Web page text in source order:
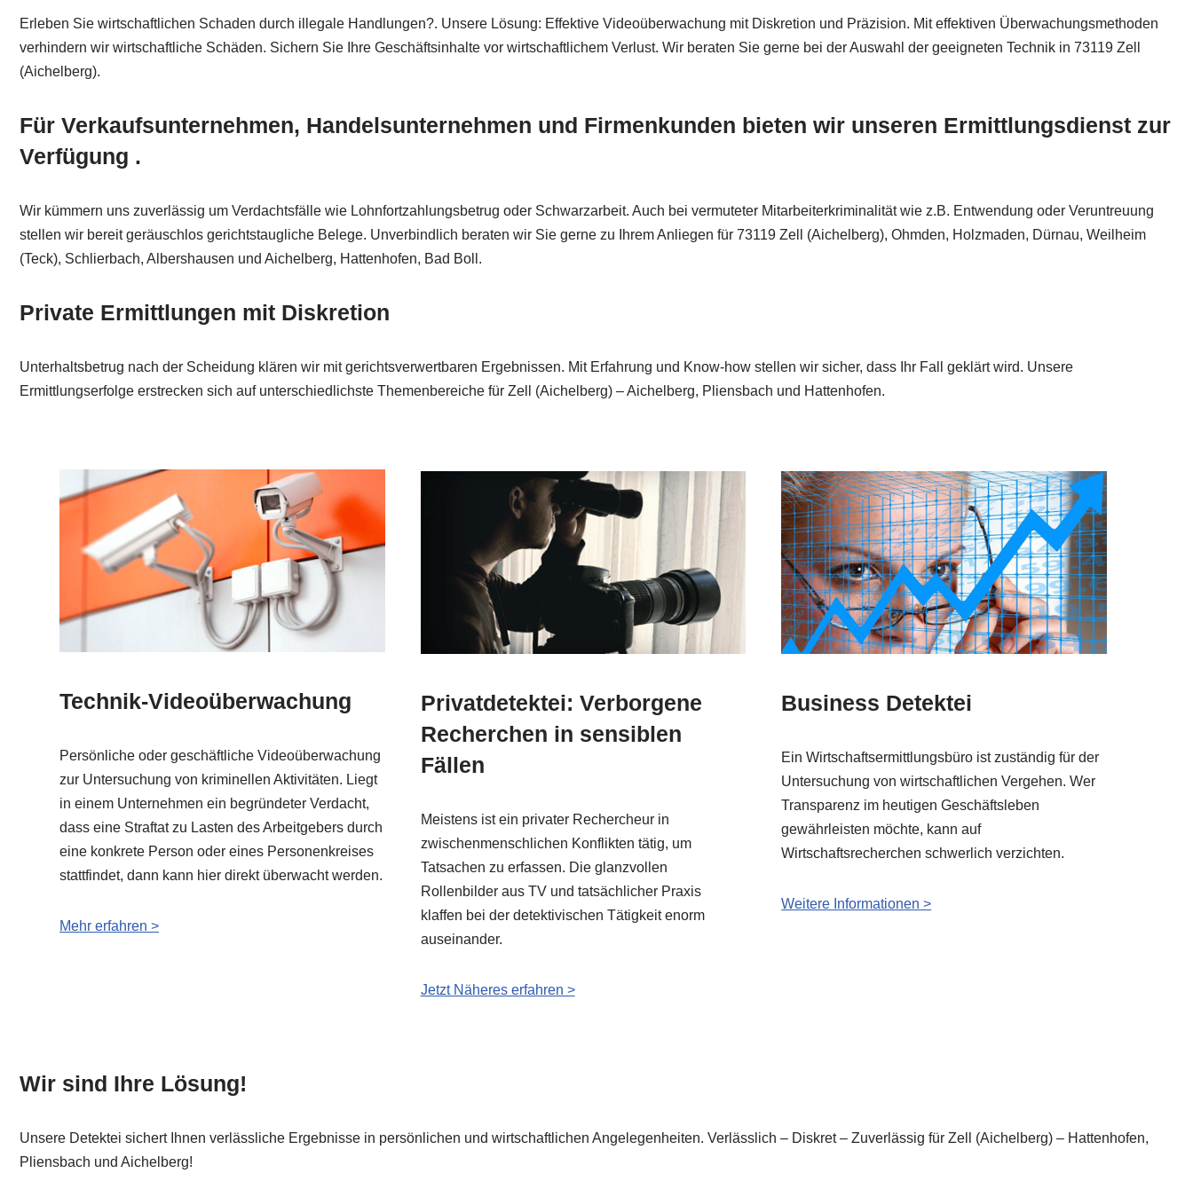
Erleben Sie wirtschaftlichen Schaden durch illegale Handlungen?. Unsere Lösung: Effektive Videoüberwachung mit Diskretion und Präzision. Mit effektiven Überwachungsmethoden
verhindern wir wirtschaftliche Schäden. Sichern Sie Ihre Geschäftsinhalte vor wirtschaftlichem Verlust. Wir beraten Sie gerne bei der Auswahl der geeigneten Technik in 73119 Zell
(Aichelberg).
Für Verkaufsunternehmen, Handelsunternehmen und Firmenkunden bieten wir unseren Ermittlungsdienst zur
Verfügung .
Wir kümmern uns zuverlässig um Verdachtsfälle wie Lohnfortzahlungsbetrug oder Schwarzarbeit. Auch bei vermuteter Mitarbeiterkriminalität wie z.B. Entwendung oder Veruntreuung
stellen wir bereit geräuschlos gerichtstaugliche Belege. Unverbindlich beraten wir Sie gerne zu Ihrem Anliegen für 73119 Zell (Aichelberg), Ohmden, Holzmaden, Dürnau, Weilheim
(Teck), Schlierbach, Albershausen und Aichelberg, Hattenhofen, Bad Boll.
Private Ermittlungen mit Diskretion
Unterhaltsbetrug nach der Scheidung klären wir mit gerichtsverwertbaren Ergebnissen. Mit Erfahrung und Know-how stellen wir sicher, dass Ihr Fall geklärt wird. Unsere
Ermittlungserfolge erstrecken sich auf unterschiedlichste Themenbereiche für Zell (Aichelberg) – Aichelberg, Pliensbach und Hattenhofen.
Technik-Videoüberwachung
Persönliche oder geschäftliche Videoüberwachung
zur Untersuchung von kriminellen Aktivitäten. Liegt
in einem Unternehmen ein begründeter Verdacht,
dass eine Straftat zu Lasten des Arbeitgebers durch
eine konkrete Person oder eines Personenkreises
stattfindet, dann kann hier direkt überwacht werden.
Mehr erfahren >
Privatdetektei: Verborgene
Recherchen in sensiblen
Fällen
Meistens ist ein privater Rechercheur in
zwischenmenschlichen Konflikten tätig, um
Tatsachen zu erfassen. Die glanzvollen
Rollenbilder aus TV und tatsächlicher Praxis
klaffen bei der detektivischen Tätigkeit enorm
auseinander.
Jetzt Näheres erfahren >
Business Detektei
Ein Wirtschaftsermittlungsbüro ist zuständig für der
Untersuchung von wirtschaftlichen Vergehen. Wer
Transparenz im heutigen Geschäftsleben
gewährleisten möchte, kann auf
Wirtschaftsrecherchen schwerlich verzichten.
Weitere Informationen >
Wir sind Ihre Lösung!
Unsere Detektei sichert Ihnen verlässliche Ergebnisse in persönlichen und wirtschaftlichen Angelegenheiten. Verlässlich – Diskret – Zuverlässig für Zell (Aichelberg) – Hattenhofen,
Pliensbach und Aichelberg!